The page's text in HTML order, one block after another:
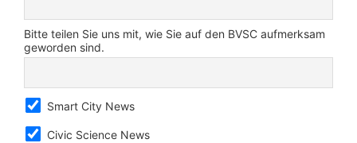
Bitte teilen Sie uns mit, wie Sie auf den BVSC aufmerksam
geworden sind.
Smart City News
Civic Science News